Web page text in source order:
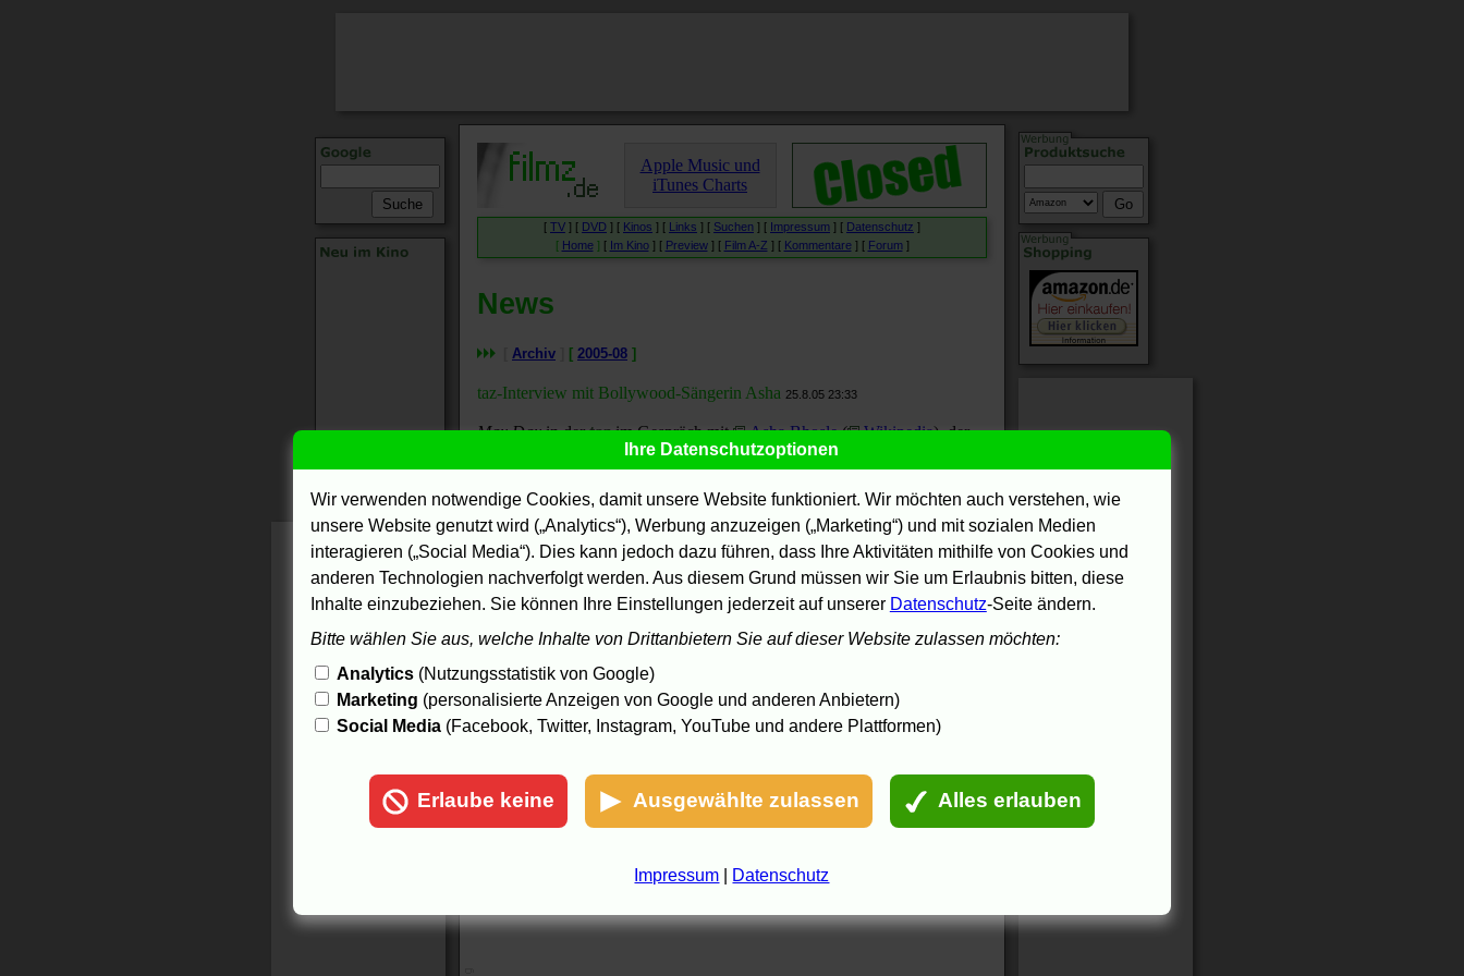
Apple Music und
iTunes Charts
[ TV ] [ DVD ] [ Kinos ] [ Links ] [ Suchen ] [ Impressum ] [ Datenschutz ]
[ Home] [ Im Kino] [ Preview] [ Film A-Z ] [ Kommentare] [ Forum]
News
Archiv [ 2005-08 ]
taz-Interview mit Bollywood-Sängerin Asha 25.8.05 23:33
Max Daxin dertazim Gespräch mit Asha Bhosle( Wikipedia), der
"Stimme Bollywoods":
"Das Kino ist unsere Religion"
25.8.05 23:33, aktualisiert: 26.8.05 06:05
Ihre Datenschutzoptionen
Wir verwenden notwendige Cookies, damit unsere Website funktioniert. Wir möchten auch verstehen, wie
unsere Website genutzt wird („Analytics“), Werbung anzuzeigen („Marketing“) und mit sozialen Medien
interagieren („Social Media“). Dies kann jedoch dazu führen, dass Ihre Aktivitäten mithilfe von Cookies und
anderen Technologien nachverfolgt werden. Aus diesem Grund müssen wir Sie um Erlaubnis bitten, diese
Inhalte einzubeziehen. Sie können Ihre Einstellungen jederzeit auf unserer Datenschutz-Seite ändern.
Bitte wählen Sie aus, welche Inhalte von Drittanbietern Sie auf dieser Website zulassen möchten:
Analytics(Nutzungsstatistik von Google)
Marketing (personalisierte Anzeigen von Google und anderen Anbietern)
Social Media(Facebook, Twitter, Instagram, YouTube und andere Plattformen)
Erlaube keine Ausgewählte zulassen Alles erlauben
Impressum Datenschutz